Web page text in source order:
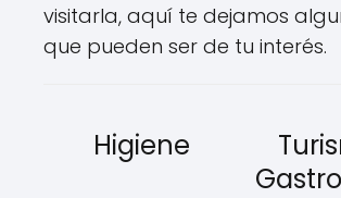
visitarla, aquí te dejamos
que pueden ser de tu interés.
Higiene